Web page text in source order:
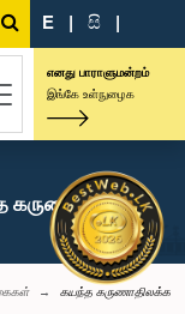
E | සි |
எனது பாராளுமன்றம்
இங்கே உள்நுழைக
கருணாதிலக்க,
கயந்த கருணாதிலக்க